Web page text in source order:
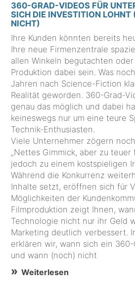
360-GRAD-VIDEOS FÜR
SICH DIE INVESTITION LOHNT
NICHT)
Ihre Kunden könnten bereits
Ihre neue Firmenzentrale
allen Winkeln begutachten
Produktion dabei sein. Was
Jahren nach Science-Fiction
Realität geworden. 360-Grad-
genau das möglich und dabei handelt es sich
keineswegs nur um eine teure
Technik-Enthusiasten.
Viele Unternehmer zögern
„Nettes Gimmick, aber zu teuer
jedoch zu einem kostspieligen
Während die Konkurrenz
Inhalte setzt, eröffnen sich für
Möglichkeiten der
Filmproduktion zeigt Ihnen,
Technologie nicht nur ihr Geld
Marketing deutlich verbessert. In diesem Artikel
erklären wir, wann sich ein
und wann (noch) nicht
Weiterlesen